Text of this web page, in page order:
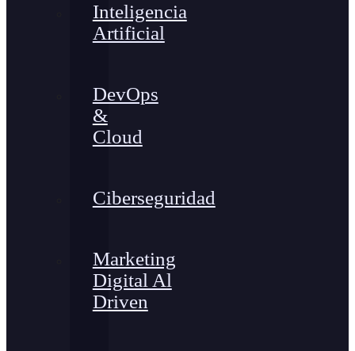
Inteligencia
Artificial
DevOps
&
Cloud
Ciberseguridad
Marketing
Digital Al
Driven